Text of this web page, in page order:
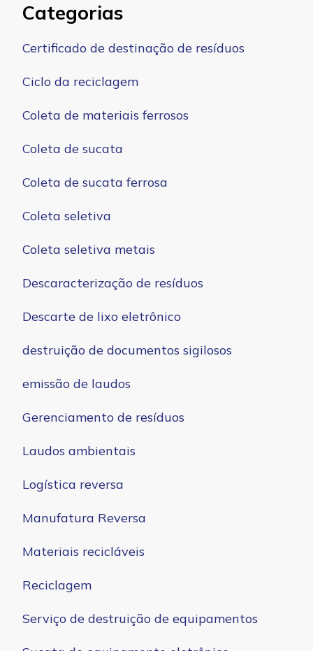
Categorias
Certificado de destinação de resíduos
Ciclo da reciclagem
Coleta de materiais ferrosos
Coleta de sucata
Coleta de sucata ferrosa
Coleta seletiva
Coleta seletiva metais
Descaracterização de resíduos
Descarte de lixo eletrônico
destruição de documentos sigilosos
emissão de laudos
Gerenciamento de resíduos
Laudos ambientais
Logística reversa
Manufatura Reversa
Materiais recicláveis
Reciclagem
Serviço de destruição de equipamentos